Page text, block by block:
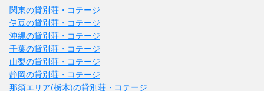
関東の貸別荘・コテージ
伊豆の貸別荘・コテージ
沖縄の貸別荘・コテージ
千葉の貸別荘・コテージ
山梨の貸別荘・コテージ
静岡の貸別荘・コテージ
那須エリア(栃木)の貸別荘・コテージ